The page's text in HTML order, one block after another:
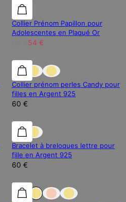
30% de réduction
40% de réduction
Collier Prénom Papillon pour
Adolescentes en Plaqué Or
54 €
30% de réduction
Collier prénom perles Candy pour
filles en Argent 925
60 €
En Rupture de Stock
Bracelet à breloques lettre pour
fille en Argent 925
60 €
30% de réduction
30% de réduction